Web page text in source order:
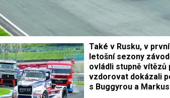
Také v Rusku, v
letošní sezony
ovládli stupně vítězů
vzdorovat dokázali
s Buggyrou a